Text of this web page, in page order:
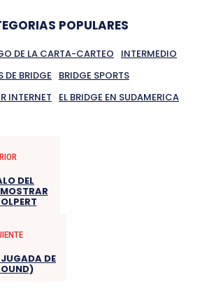
POPULARES
DE LA CARTA-CARTEO
INTERMEDIO
DE BRIDGE
BRIDGE SPORTS
INTERNET
EL BRIDGE EN SUDAMERICA
DEL
DE